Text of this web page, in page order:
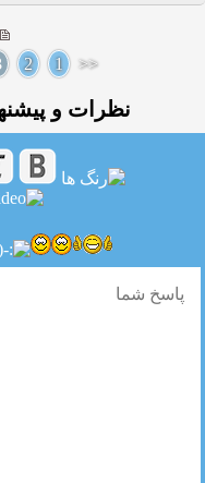
<<
1
2
نظرات و